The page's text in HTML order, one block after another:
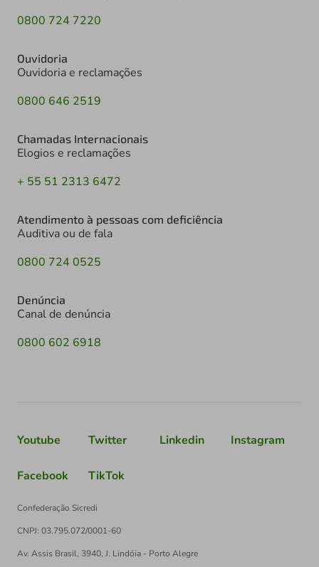
0800 724 7220
Ouvidoria
Ouvidoria e reclamações
0800 646 2519
Chamadas Internacionais
Elogios e reclamações
+ 55 51 2313 6472
Atendimento à pessoas com deficiência
Auditiva ou de fala
0800 724 0525
Denúncia
Canal de denúncia
0800 602 6918
Youtube Twitter Linkedin Instagram
Facebook TikTok
Confederação Sicredi
CNPJ: 03.795.072/0001-60
Av. Assis Brasil, 3940, J. Lindóia - Porto Alegre